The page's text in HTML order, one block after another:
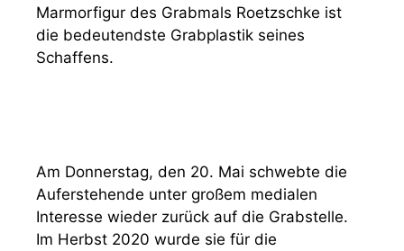
Marmorfigur des Grabmals Roetzschke ist
die bedeutendste Grabplastik seines
Schaffens.
Am Donnerstag, den 20. Mai schwebte die
Auferstehende unter großem medialen
Interesse wieder zurück auf die Grabstelle.
Im Herbst 2020 wurde sie für die